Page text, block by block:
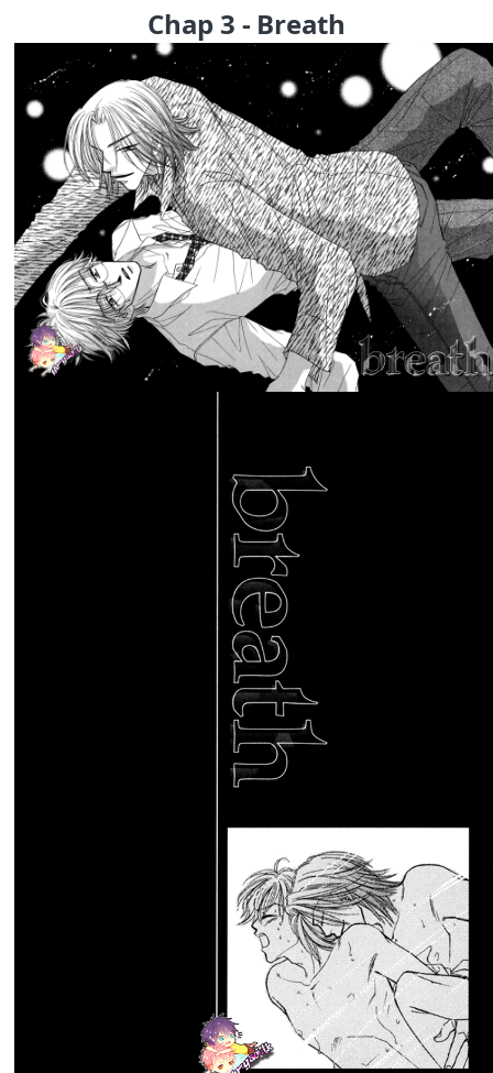
Chap 3 - Breath